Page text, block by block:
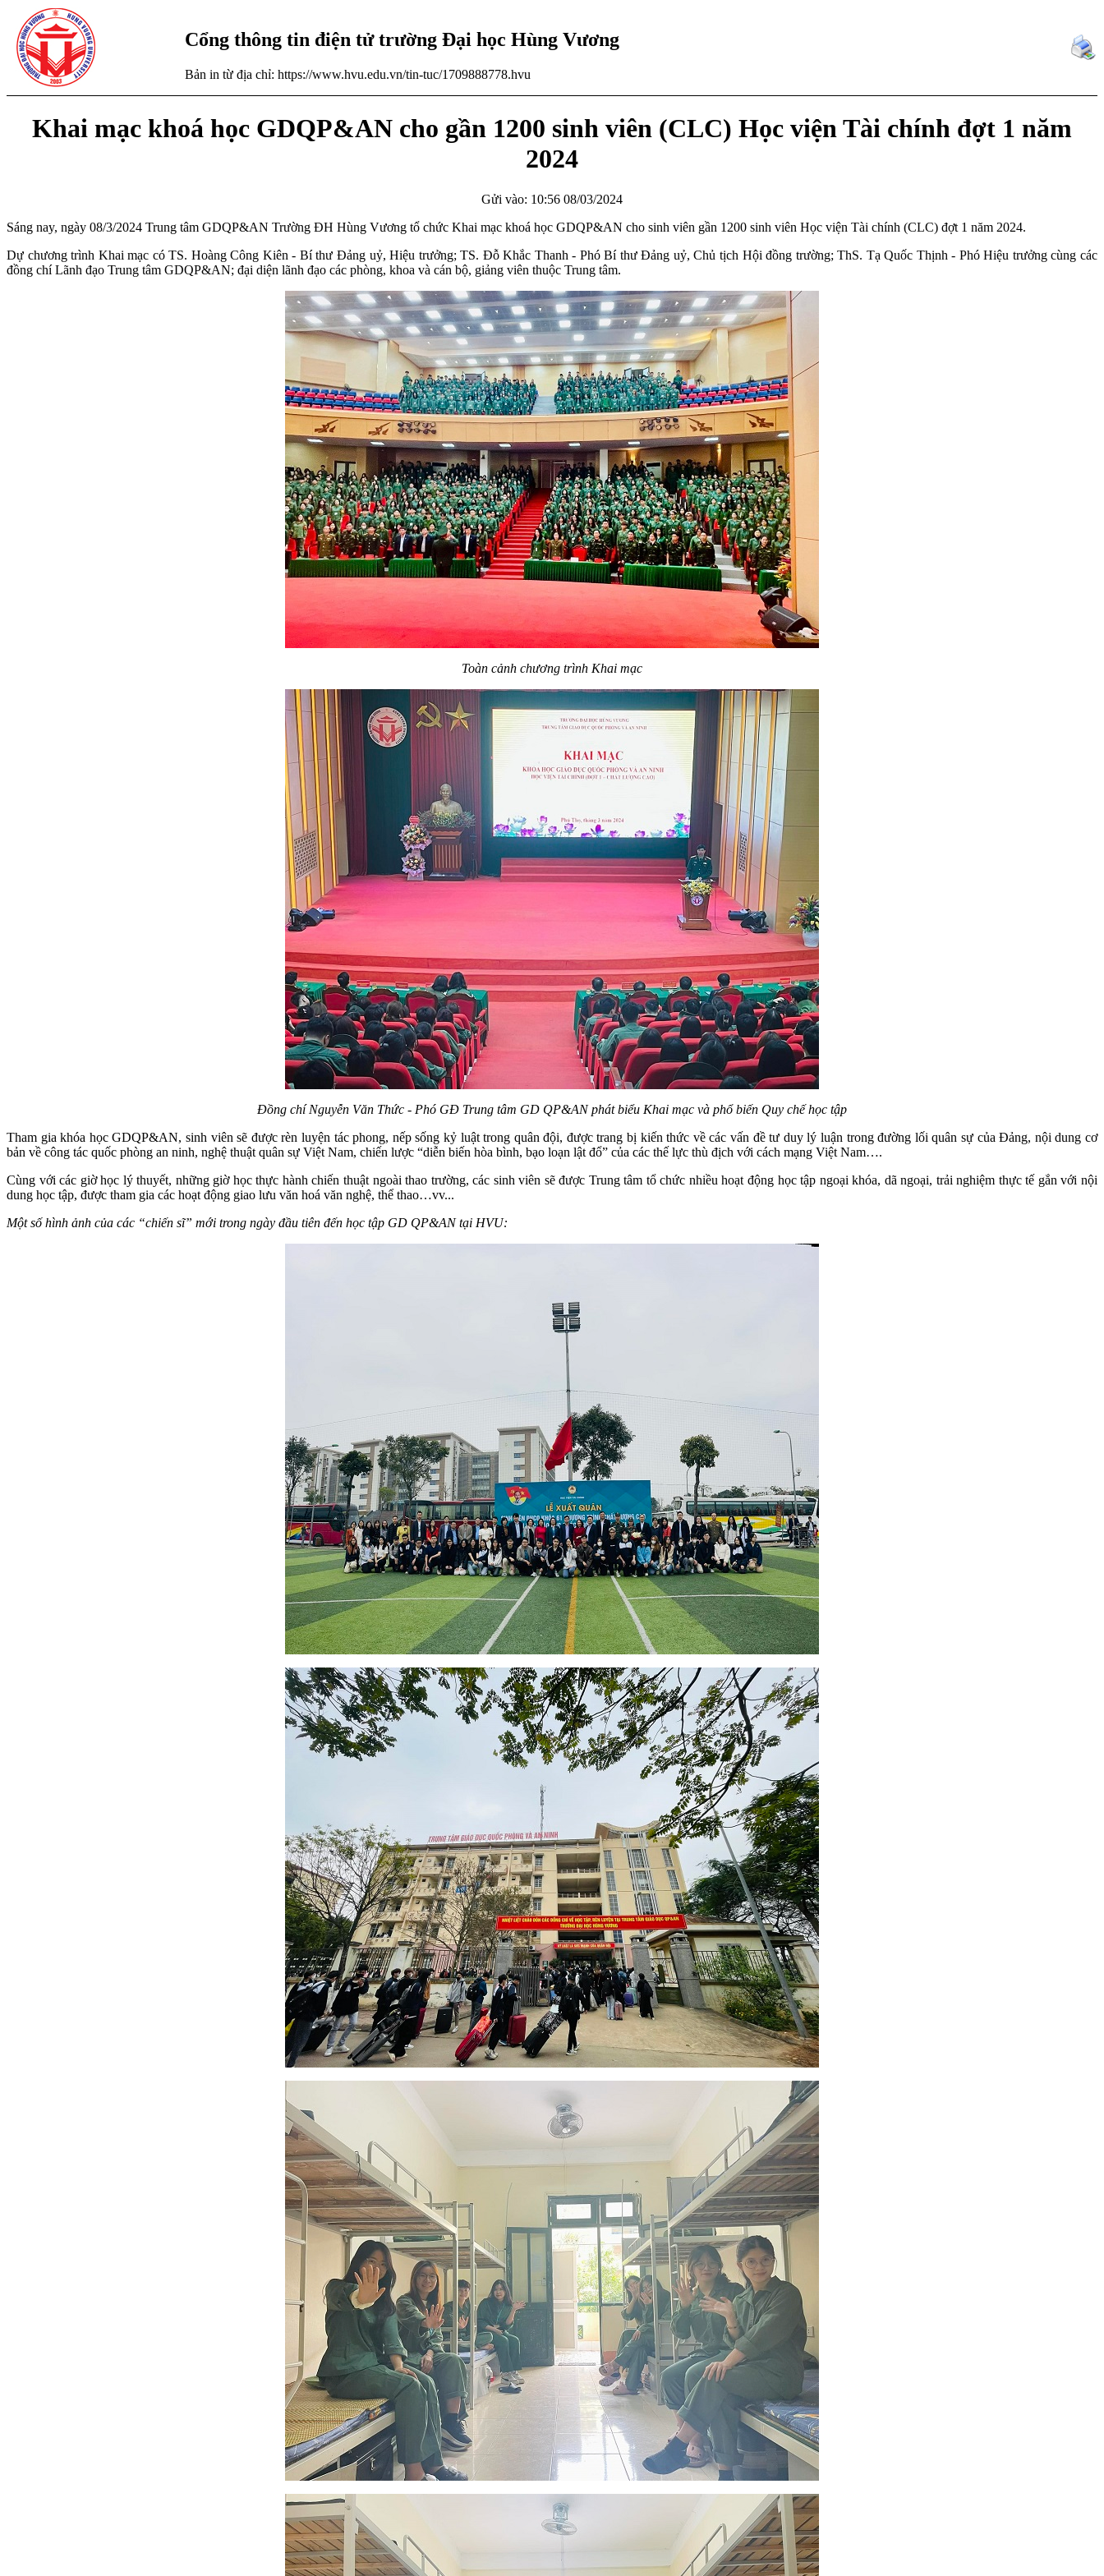
Cổng thông tin điện tử trường Đại học Hùng Vương
Bản in từ địa chỉ: https://www.hvu.edu.vn/tin-tuc/1709888778.hvu
Khai mạc khoá học GDQP&AN cho gần 1200 sinh viên (CLC) Học viện Tài chính đợt 1 năm
2024
Gửi vào: 10:56 08/03/2024
Sáng nay, ngày 08/3/2024 Trung tâm GDQP&AN Trường ĐH Hùng Vương tổ chức Khai mạc khoá học GDQP&AN cho sinh viên gần 1200 sinh viên Học viện Tài chính (CLC) đợt 1 năm 2024.
Dự chương trình Khai mạc có TS. Hoàng Công Kiên - Bí thư Đảng uỷ, Hiệu trưởng; TS. Đỗ Khắc Thanh - Phó Bí thư Đảng uỷ, Chủ tịch Hội đồng trường; ThS. Tạ Quốc Thịnh - Phó Hiệu trưởng cùng các
đồng chí Lãnh đạo Trung tâm GDQP&AN; đại diện lãnh đạo các phòng, khoa và cán bộ, giảng viên thuộc Trung tâm.
Toàn cảnh chương trình Khai mạc
Đồng chí Nguyễn Văn Thức - Phó GĐ Trung tâm GD QP&AN phát biểu Khai mạc và phổ biến Quy chế học tập
Tham gia khóa học GDQP&AN, sinh viên sẽ được rèn luyện tác phong, nếp sống kỷ luật trong quân đội, được trang bị kiến thức về các vấn đề tư duy lý luận trong đường lối quân sự của Đảng, nội dung cơ
bản về công tác quốc phòng an ninh, nghệ thuật quân sự Việt Nam, chiến lược “diễn biến hòa bình, bạo loạn lật đổ” của các thế lực thù địch với cách mạng Việt Nam….
Cùng với các giờ học lý thuyết, những giờ học thực hành chiến thuật ngoài thao trường, các sinh viên sẽ được Trung tâm tổ chức nhiều hoạt động học tập ngoại khóa, dã ngoại, trải nghiệm thực tế gắn với nội
dung học tập, được tham gia các hoạt động giao lưu văn hoá văn nghệ, thể thao…vv...
Một số hình ảnh của các “chiến sĩ” mới trong ngày đầu tiên đến học tập GD QP&AN tại HVU: